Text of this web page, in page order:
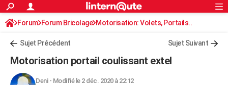
ACTUALITÉS
Politique
Société
Faits Divers
Education
Monde
Villes
+
FINANCE
Rechercher
S'inscrire
Connexion
Forum Forum Bricolage Motorisation: Volets, Portails..
Sujet Précédent Sujet Suivant
Motorisation portail coulissant extel
Deni- Modifié le 2 déc. 2020 à 22:12